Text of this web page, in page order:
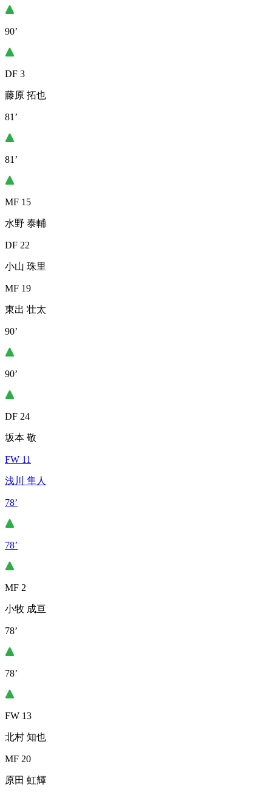
90’
DF 3
藤原 拓也
81’
81’
MF 15
水野 泰輔
DF 22
小山 珠里
MF 19
東出 壮太
90’
90’
DF 24
坂本 敬
FW 11
浅川 隼人
78’
78’
MF 2
小牧 成亘
78’
78’
FW 13
北村 知也
MF 20
原田 虹輝